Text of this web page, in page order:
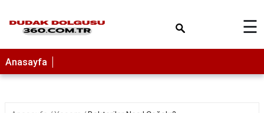
☰
Anasayfa